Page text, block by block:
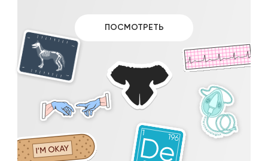
ПОСМОТРЕТЬ